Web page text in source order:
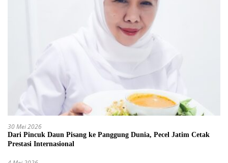
30 Mei 2026
Dari Pincuk Daun Pisang ke Panggung Dunia, Pecel Jatim Cetak
Prestasi Internasional